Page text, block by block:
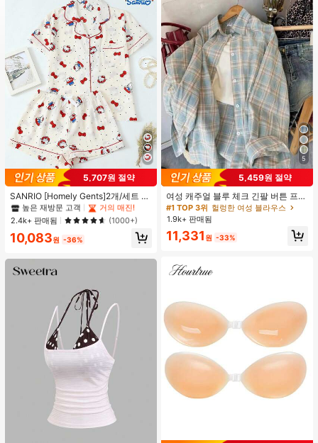
5,707원 절약
SANRIO [Homely Gents]2개/세트 여
성 프린트 라펠 반팔 버튼 포켓 상의
및 보우 반바지 잠옷 세트, 캐주얼 홈
웨어, 봄/여름에 적합
#1 TOP 3위
프라이드 월 여성 파자마 세트
높은 재방문 고객
거의 매진!
#1 TOP 3위
프라이드 월 여성 파자마 세트
높은 재방문 고객
거의 매진!
#1 TOP 3위
프라이드 월 여성 파자마 세트
높은 재방문 고객
거의 매진!
#1 TOP 3위
프라이드 월 여성 파자마 세트
높은 재방문 고객
2.4k+ 판매됨 (1000+)
10,083원 -36%
5
5,459원 절약
여성 캐주얼 블루 체크 긴팔 버튼 프론
트 폴리에스터 셔츠, 레귤러 핏, 봄 의
류, 편안한 스타일
#1 TOP 3위 헐렁한 여성 블라우스
1.9k+ 판매됨
11,331 원 -33%